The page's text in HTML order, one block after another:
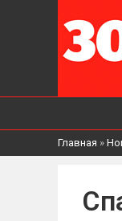
Главная »